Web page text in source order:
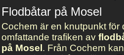
Flodbåtar på Mosel
Cochem är en knutpunkt för
omfattande trafiken av
på Mosel . Från Cochem kan